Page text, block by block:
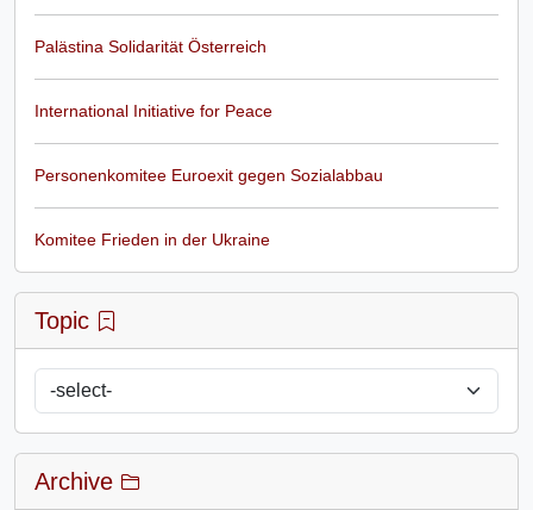
Palästina Solidarität Österreich
International Initiative for Peace
Personenkomitee Euroexit gegen Sozialabbau
Komitee Frieden in der Ukraine
Topic
Archive